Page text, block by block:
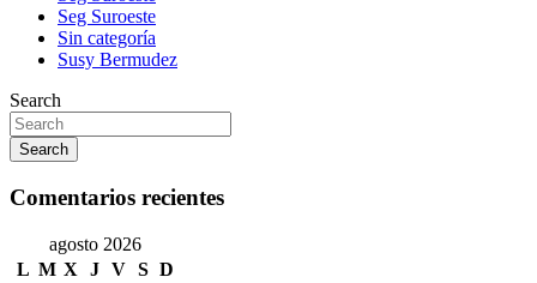
Seg Suroeste
Sin categoría
Susy Bermudez
Search
Search
Comentarios recientes
agosto 2026
L M X J V S D